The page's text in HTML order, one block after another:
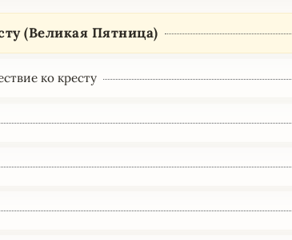
(Великая Пятница)
ко кресту